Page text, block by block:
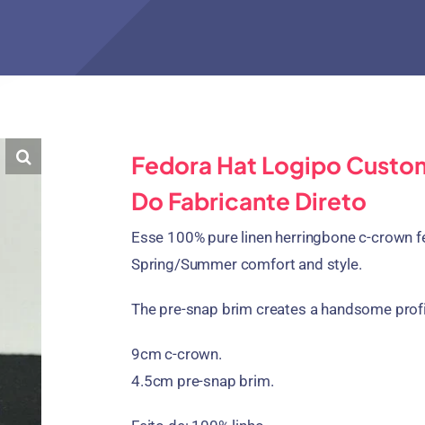
Fedora Hat Logipo
Do Fabricante Direto
Esse 100% pure linen herringbone c-crown
Spring/Summer comfort and style.
The pre-snap brim creates a handsome
9cm c-crown.
4.5cm pre-snap brim.